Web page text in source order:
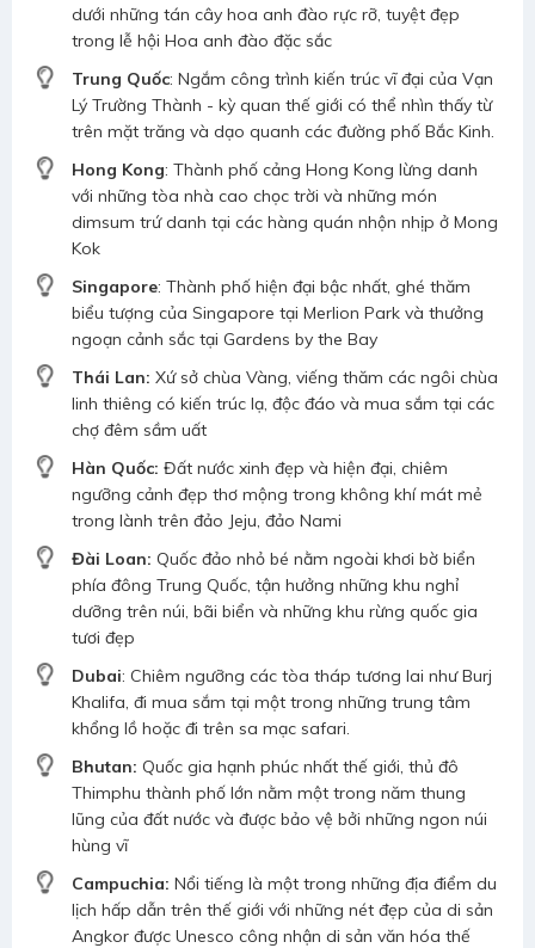
dưới những tán cây hoa anh đào rực rỡ, tuyệt đẹp
trong lễ hội Hoa anh đào đặc sắc
Trung Quốc: Ngắm công trình kiến trúc vĩ đại của Vạn
Lý Trường Thành - kỳ quan thế giới có thể nhìn thấy từ
trên mặt trăng và dạo quanh các đường phố Bắc Kinh.
Hong Kong: Thành phố cảng Hong Kong lừng danh
với những tòa nhà cao chọc trời và những món
dimsum trứ danh tại các hàng quán nhộn nhịp ở Mong
Kok
Singapore: Thành phố hiện đại bậc nhất, ghé thăm
biểu tượng của Singapore tại Merlion Park và thưởng
ngoạn cảnh sắc tại Gardens by the Bay
Thái Lan: Xứ sở chùa Vàng, viếng thăm các ngôi chùa
linh thiêng có kiến trúc lạ, độc đáo và mua sắm tại các
chợ đêm sầm uất
Hàn Quốc: Đất nước xinh đẹp và hiện đại, chiêm
ngưỡng cảnh đẹp thơ mộng trong không khí mát mẻ
trong lành trên đảo Jeju, đảo Nami
Đài Loan: Quốc đảo nhỏ bé nằm ngoài khơi bờ biển
phía đông Trung Quốc, tận hưởng những khu nghỉ
dưỡng trên núi, bãi biển và những khu rừng quốc gia
tươi đẹp
Dubai: Chiêm ngưỡng các tòa tháp tương lai như Burj
Khalifa, đi mua sắm tại một trong những trung tâm
khổng lồ hoặc đi trên sa mạc safari.
Bhutan: Quốc gia hạnh phúc nhất thế giới, thủ đô
Thimphu thành phố lớn nằm một trong năm thung
lũng của đất nước và được bảo vệ bởi những ngon núi
hùng vĩ
Campuchia: Nổi tiếng là một trong những địa điểm du
lịch hấp dẫn trên thế giới với những nét đẹp của di sản
Angkor được Unesco công nhận di sản văn hóa thế